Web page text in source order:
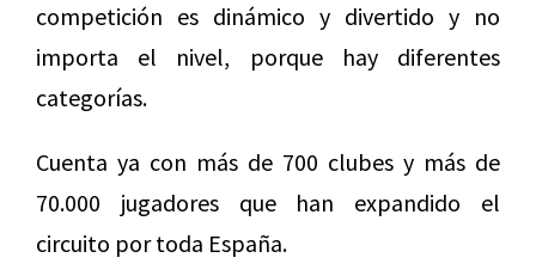
competición es dinámico y divertido y no
importa el nivel, porque hay diferentes
categorías.
Cuenta ya con más de 700 clubes y más de
70.000 jugadores que han expandido el
circuito por toda España.